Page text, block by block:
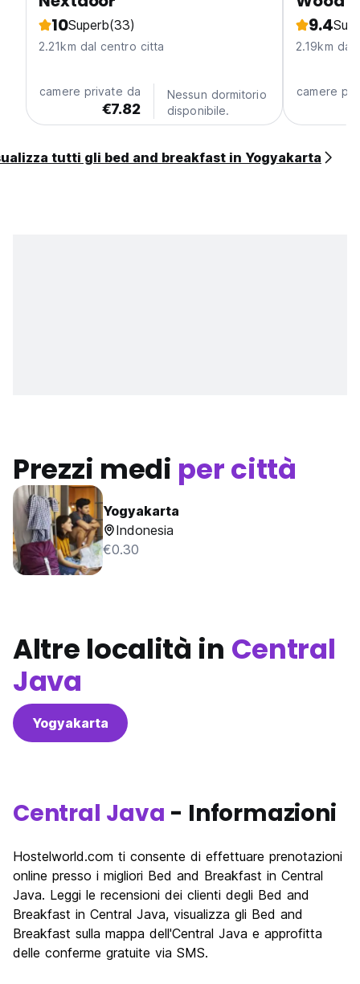
10Superb(33)
2.21km dal centro citta
camere private da
€7.82
Nessun dormitorio
disponibile.
9.4
2.19km
camere
tutti gli bed and breakfast in Yogyakarta
Prezzi medi per città
Yogyakarta
Indonesia
€0.30
Altre località in Central
Java
Yogyakarta
Central Java - Informazioni
Hostelworld.com ti consente di effettuare prenotazioni
online presso i migliori Bed and Breakfast in Central
Java. Leggi le recensioni dei clienti degli Bed and
Breakfast in Central Java, visualizza gli Bed and
Breakfast sulla mappa dell'Central Java e approfitta
delle conferme gratuite via SMS.